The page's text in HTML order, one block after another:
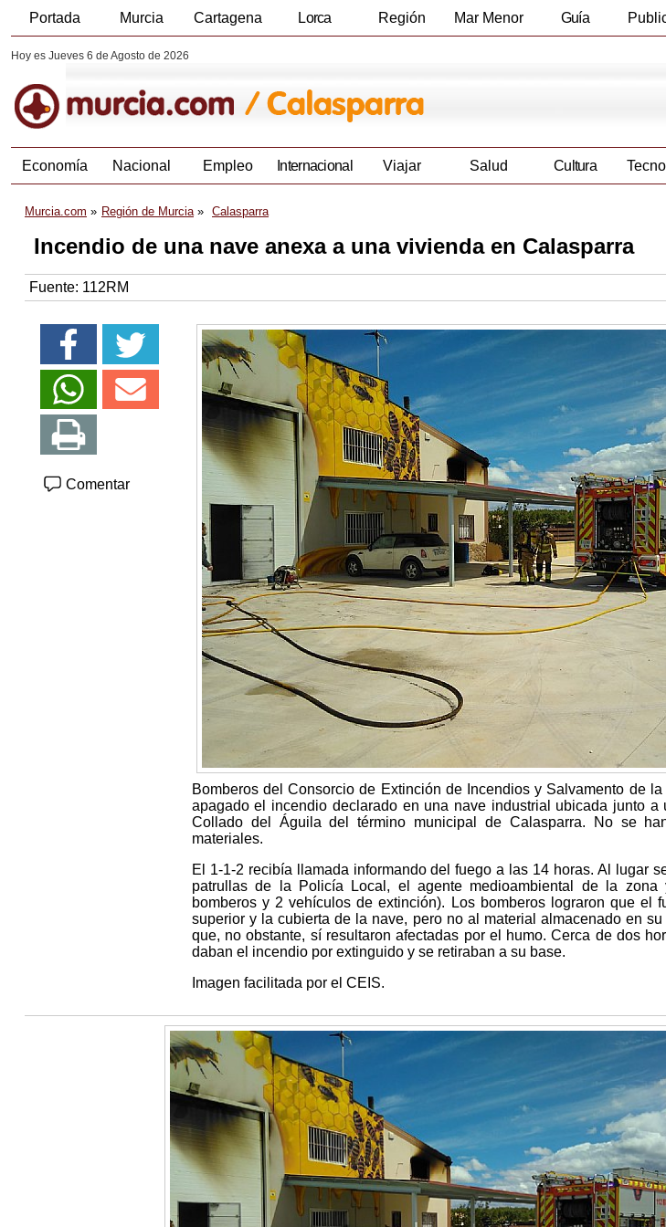
Portada Murcia Cartagena Lorca Región Mar Menor Guía
Hoy es Jueves 6 de Agosto de 2026
Economía Nacional Empleo Internacional Viajar Salud Cultura
Murcia.com Región de Murcia Calasparra
Incendio de una nave anexa a una vivienda en Calasparra
Fuente: 112RM
Comentar
Bomberos del Consorcio de Extinción de Incendios y Salvamento de
apagado el incendio declarado en una nave industrial ubicada junto a
Collado del Águila del término municipal de Calasparra. No se
materiales.
El 1-1-2 recibía llamada informando del fuego a las 14 horas. Al lugar
patrullas de la Policía Local, el agente medioambiental de la
bomberos y 2 vehículos de extinción). Los bomberos lograron que el
superior y la cubierta de la nave, pero no al material almacenado en
que, no obstante, sí resultaron afectadas por el humo. Cerca de dos
daban el incendio por extinguido y se retiraban a su base.
Imagen facilitada por el CEIS.